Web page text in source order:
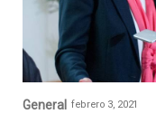
General febrero 3, 2021